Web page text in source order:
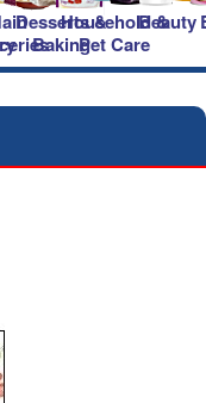
Desserts &
Baking
Household &
Pet Care
Beauty